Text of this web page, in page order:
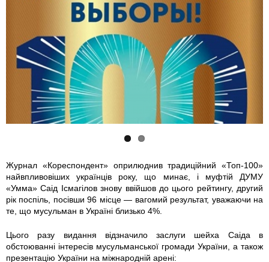
.
j
p
0
_
2
Журнал «Кореспондент» оприлюднив традиційний «Топ-100»
найвпливовіших українців року, що минає, і муфтій ДУМУ
«Умма» Саід Ісмагілов знову ввійшов до цього рейтингу, другий
рік поспіль, посівши 96 місце — вагомий результат, уважаючи на
те, що мусульман в Україні близько 4%.
Цього разу видання відзначило заслуги шейха Саіда в
обстоюванні інтересів мусульманської громади України, а також
презентацію України на міжнародній арені: